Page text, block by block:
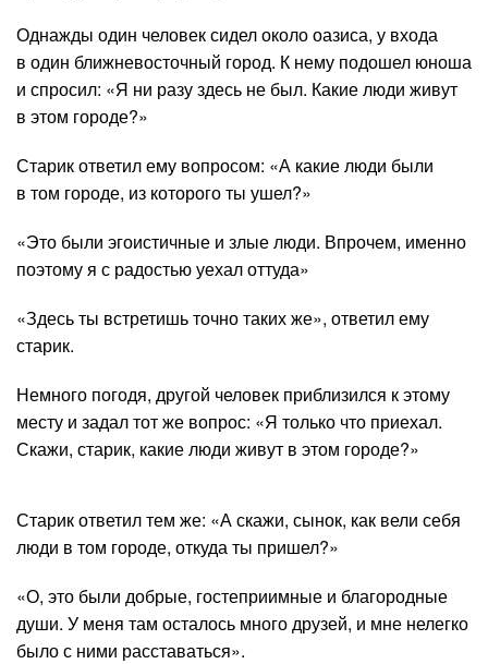
Однажды один человек сидел около оазиса, у входа
в один ближневосточный город. К нему подошел юноша
и спросил: «Я ни разу здесь не был. Какие люди живут
в этом городе?»
Старик ответил ему вопросом: «А какие люди были
в том городе, из которого ты ушел?»
«Это были эгоистичные и злые люди. Впрочем, именно
поэтому я с радостью уехал оттуда»
«Здесь ты встретишь точно таких же», ответил ему
старик.
Немного погодя, другой человек приблизился к этому
месту и задал тот же вопрос: «Я только что приехал.
Скажи, старик, какие люди живут в этом городе?»
Старик ответил тем же: «А скажи, сынок, как вели себя
люди в том городе, откуда ты пришел?»
«О, это были добрые, гостеприимные и благородные
души. У меня там осталось много друзей, и мне нелегко
было с ними расставаться».